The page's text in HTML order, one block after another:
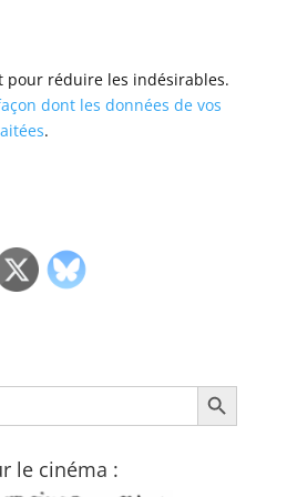
pour réduire les indésirables.
dont les données de vos
.
Search Button
le cinéma :